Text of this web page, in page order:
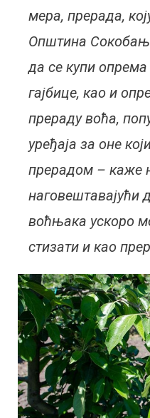
мера, прерада,
Општина
да се купи
гајбице, као и
прераду воћа,
уређаја за оне
прерадом – каже
наговештавајући
воћњака ускоро
стизати и као